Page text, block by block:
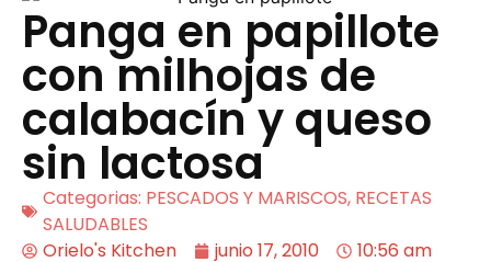
Panga en papillote
con milhojas de
calabacín y queso
sin lactosa
Categorias: PESCADOS Y MARISCOS, RECETAS
SALUDABLES
Orielo's Kitchen
junio 17, 2010
10:56 am